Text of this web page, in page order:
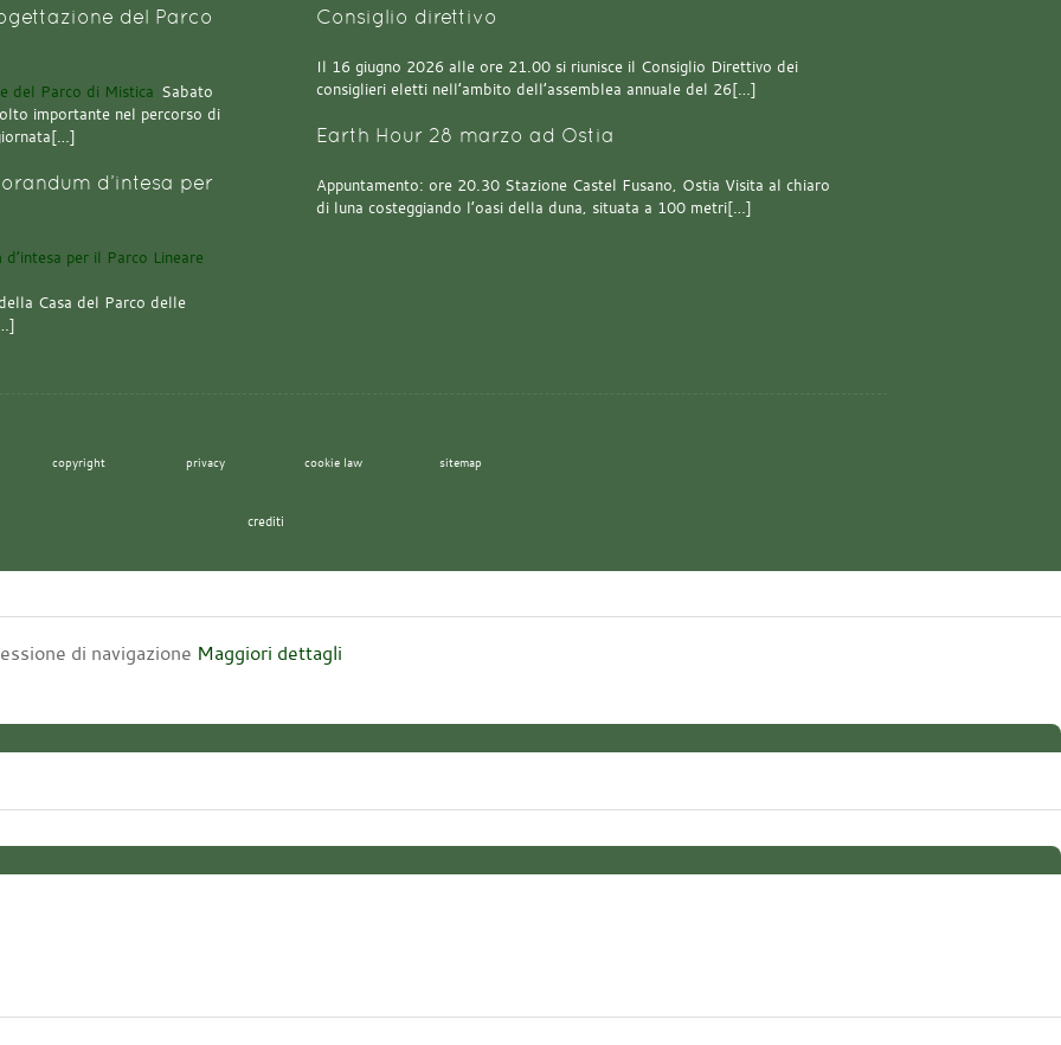
del Parco
Sabato
importante nel percorso di
d’intesa per
Casa del Parco delle
Consiglio direttivo
Il 16 giugno 2026 alle ore 21.00 si riunisce il Consiglio Direttivo dei
consiglieri eletti nell’ambito dell’assemblea annuale del 26[…]
Earth Hour 28 marzo ad Ostia
Appuntamento: ore 20.30 Stazione Castel Fusano, Ostia Visita al chiaro
di luna costeggiando l’oasi della duna, situata a 100 metri[…]
copyright privacy cookie law sitemap
crediti
di navigazione Maggiori dettagli